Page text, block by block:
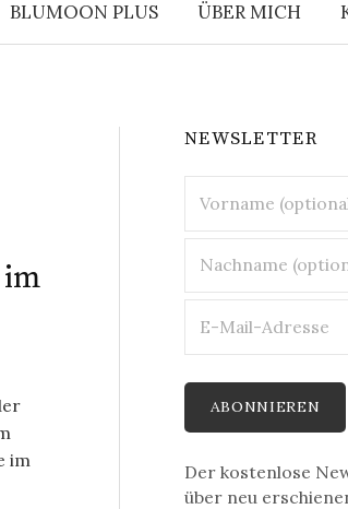
BLUMOON PLUS ÜBER MICH
im
im
NEWSLETTER
Der kostenlose
über neu